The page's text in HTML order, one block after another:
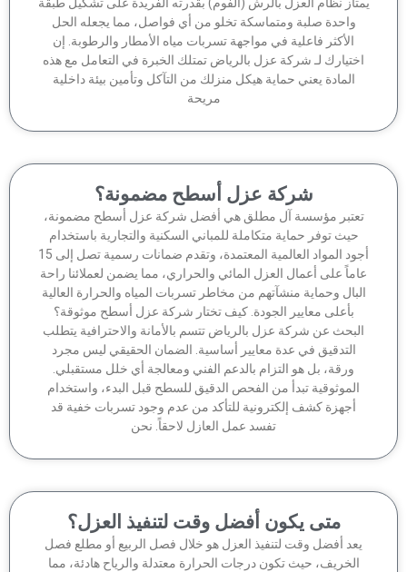
نظام العزل بالرش (الفوم) بقدرته الفريدة على تشكيل طبقة
واحدة صلبة ومتماسكة تخلو من أي فواصل، مما يجعله الحل
الأكثر فاعلية في مواجهة تسربات مياه الأمطار والرطوبة. إن
لـ شركة عزل بالرياض تمتلك الخبرة في التعامل مع هذه
المادة يعني حماية هيكل منزلك من التآكل وتأمين بيئة داخلية
شركة عزل أسطح مضمونة؟
مؤسسة آل مطلق هي أفضل شركة عزل أسطح مضمونة،
حيث توفر حماية متكاملة للمباني السكنية والتجارية باستخدام
أجود المواد العالمية المعتمدة، وتقدم ضمانات رسمية تصل إلى 15
على أعمال العزل المائي والحراري، مما يضمن لعملائنا راحة
وحماية منشآتهم من مخاطر تسربات المياه والحرارة العالية
بأعلى معايير الجودة. كيف تختار شركة عزل أسطح موثوقة؟
عن شركة عزل بالرياض تتسم بالأمانة والاحترافية يتطلب
التدقيق في عدة معايير أساسية. الضمان الحقيقي ليس مجرد
ورقة، بل هو التزام بالدعم الفني ومعالجة أي خلل مستقبلي.
الموثوقية تبدأ من الفحص الدقيق للسطح قبل البدء، واستخدام
أجهزة كشف إلكترونية للتأكد من عدم وجود تسربات خفية قد
تفسد عمل العازل لاحقاً. نحن
متى يكون أفضل وقت لتنفيذ العزل؟
أفضل وقت لتنفيذ العزل هو خلال فصل الربيع أو مطلع فصل
الخريف، حيث تكون درجات الحرارة معتدلة والرياح هادئة، مما